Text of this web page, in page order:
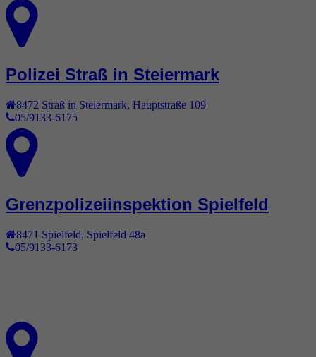
Polizei Straß in Steiermark
8472 Straß in Steiermark Hauptstraße 109
05/9133-6175
Grenzpolizeiinspektion Spielfeld
8471 Spielfeld
Spielfeld 48a
05/9133-6173